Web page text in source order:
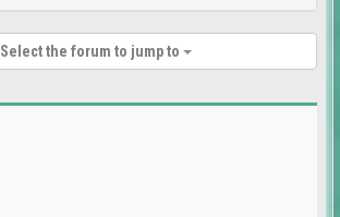
Select the forum to jump to